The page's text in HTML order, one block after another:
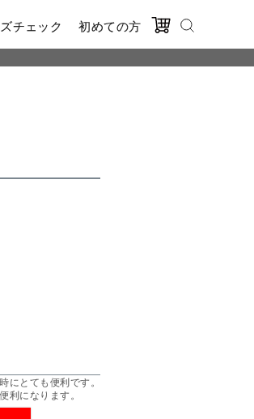
チェック 初めての方
にとても便利です。
利になります。